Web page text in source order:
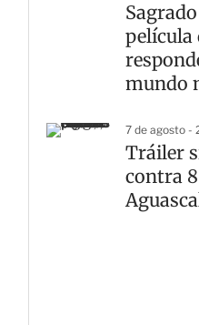
película
mundo
7 de agosto -
Tráiler
contra